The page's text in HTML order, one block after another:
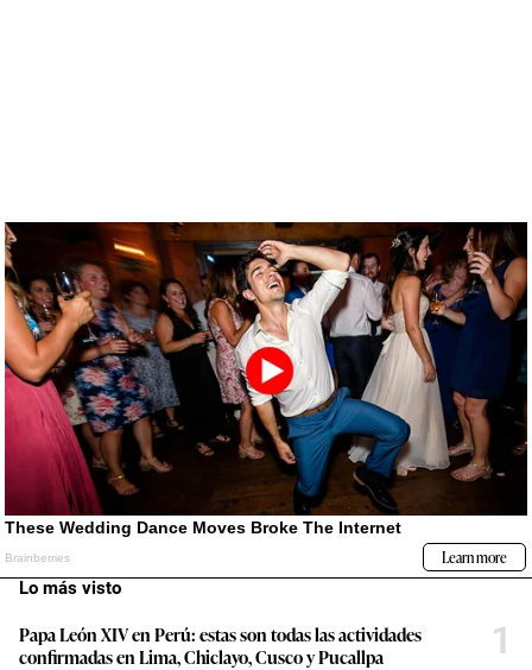
Lo más visto
Papa León XIV en Perú: estas son todas las actividades
confirmadas en Lima, Chiclayo, Cusco y Pucallpa
1